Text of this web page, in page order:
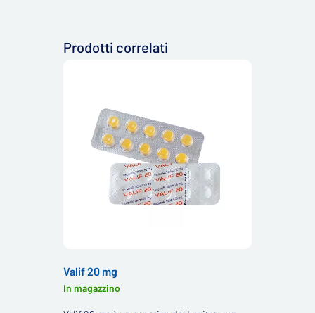
Prodotti correlati
Valif 20 mg
In magazzino